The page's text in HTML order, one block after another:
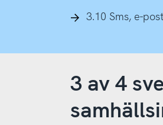
3.10 Sms, e-
3 av 4